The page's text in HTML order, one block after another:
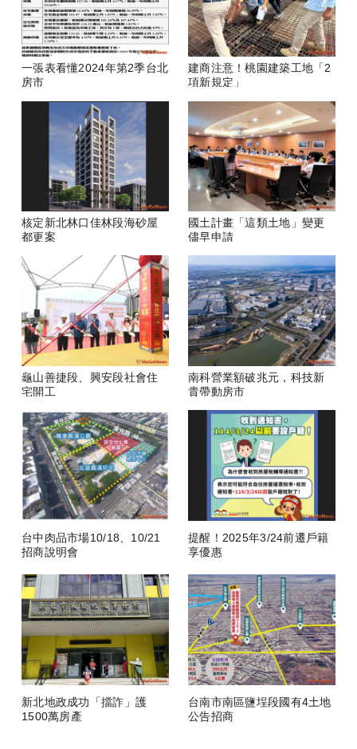
一張表看懂2024年第2季台北
房市
建商注意！桃園建築工地「2
項新規定」
核定新北林口佳林段海砂屋
都更案
國土計畫「這類土地」變更
儘早申請
龜山善捷段、興安段社會住
宅開工
南科營業額破兆元，科技新
貴帶動房市
台中肉品市場10/18、10/21
招商說明會
提醒！2025年3/24前遷戶籍
享優惠
新北地政成功「擋詐」護
1500萬房產
台南市南區鹽埕段國有4土地
公告招商